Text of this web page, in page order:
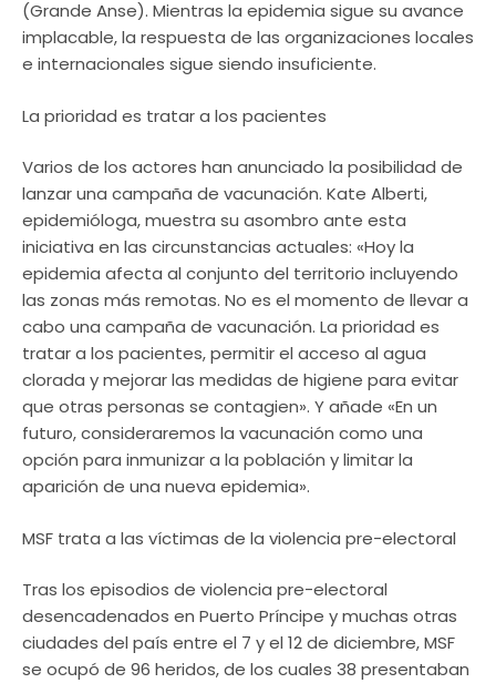
(Grande Anse). Mientras la epidemia sigue su avance
implacable, la respuesta de las organizaciones locales
e internacionales sigue siendo insuficiente.
La prioridad es tratar a los pacientes
Varios de los actores han anunciado la posibilidad de
lanzar una campaña de vacunación. Kate Alberti,
epidemióloga, muestra su asombro ante esta
iniciativa en las circunstancias actuales: «Hoy la
epidemia afecta al conjunto del territorio incluyendo
las zonas más remotas. No es el momento de llevar a
cabo una campaña de vacunación. La prioridad es
tratar a los pacientes, permitir el acceso al agua
clorada y mejorar las medidas de higiene para evitar
que otras personas se contagien». Y añade «En un
futuro, consideraremos la vacunación como una
opción para inmunizar a la población y limitar la
aparición de una nueva epidemia».
MSF trata a las víctimas de la violencia pre-electoral
Tras los episodios de violencia pre-electoral
desencadenados en Puerto Príncipe y muchas otras
ciudades del país entre el 7 y el 12 de diciembre, MSF
se ocupó de 96 heridos, de los cuales 38 presentaban